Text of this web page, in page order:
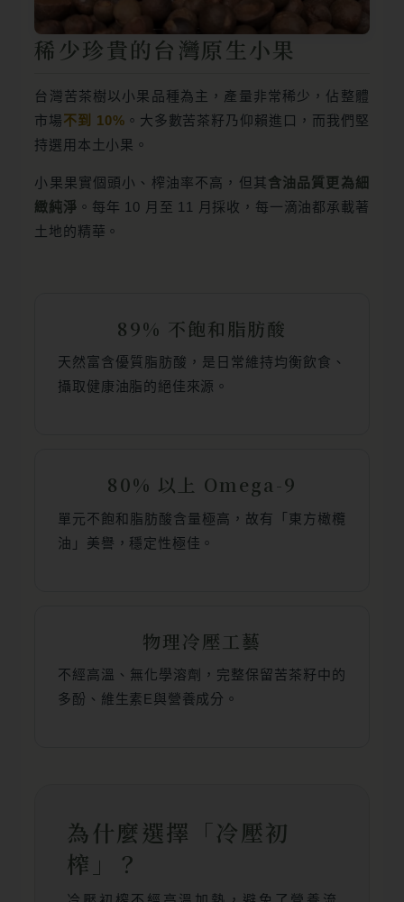
稀少珍貴的台灣原生小果
台灣苦茶樹以小果品種為主，產量非常稀少，佔整體
市場不到 10% 。大多數苦茶籽乃仰賴進口，而我們堅
持選用本土小果。
小果果實個頭小、榨油率不高，但其含油品質更為細
緻純淨 。每年 10 月至 11 月採收，每一滴油都承載著
土地的精華。
89% 不飽和脂肪酸
天然富含優質脂肪酸，是日常維持均衡飲食、
攝取健康油脂的絕佳來源。
80% 以上 Omega-9
單元不飽和脂肪酸含量極高，故有「東方橄欖
油」美譽，穩定性極佳。
物理冷壓工藝
不經高溫、無化學溶劑，完整保留苦茶籽中的
多酚、維生素E與營養成分。
為什麼選擇「冷壓初
榨」？